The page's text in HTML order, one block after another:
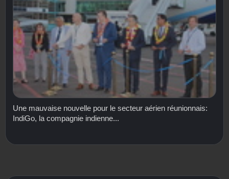
Une mauvaise nouvelle pour le secteur aérien réunionnais:
IndiGo, la compagnie indienne...